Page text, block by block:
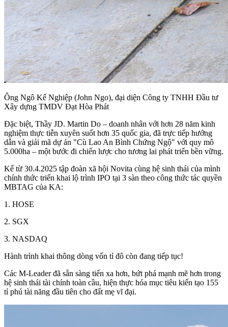
Ông Ngô Kế Nghiệp (John Ngo), đại diện Công ty TNHH Đầu tư
Xây dựng TMDV Đạt Hòa Phát
Đặc biệt, Thầy JD. Martin Do – doanh nhân với hơn 28 năm kinh
nghiệm thực tiễn xuyên suốt hơn 35 quốc gia, đã trực tiếp hướng
dẫn và giải mã dự án "Cù Lao An Bình Chứng Ngộ" với quy mô
5.000ha – một bước đi chiến lược cho tương lai phát triển bền vững.
Kể từ 30.4.2025 tập đoàn xã hội Novita cùng hệ sinh thái của mình
chính thức triển khai lộ trình IPO tại 3 sàn theo công thức tác quyền
MBTAG của KA:
1. HOSE
2. SGX
3. NASDAQ
Hành trình khai thông dòng vốn tỉ đô còn đang tiếp tục!
Các M-Leader đã sẵn sàng tiến xa hơn, bứt phá mạnh mẽ hơn trong
hệ sinh thái tài chính toàn cầu, hiện thực hóa mục tiêu kiến tạo 155
tỉ phú tài năng đầu tiên cho đất mẹ vĩ đại.